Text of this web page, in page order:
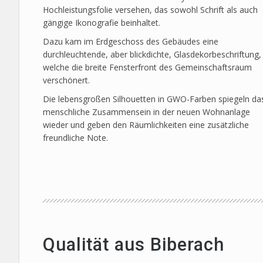
Hochleistungsfolie versehen, das sowohl Schrift als auch
gängige Ikonografie beinhaltet.
Dazu kam im Erdgeschoss des Gebäudes eine
durchleuchtende, aber blickdichte, Glasdekorbeschriftung,
welche die breite Fensterfront des Gemeinschaftsraum
verschönert.
Die lebensgroßen Silhouetten in GWO-Farben spiegeln
menschliche Zusammensein in der neuen Wohnanlage
wieder und geben den Räumlichkeiten eine zusätzliche
freundliche Note.
Qualität aus Biberach